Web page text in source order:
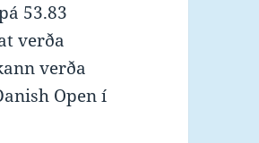
53.83
verða
verða
Open í